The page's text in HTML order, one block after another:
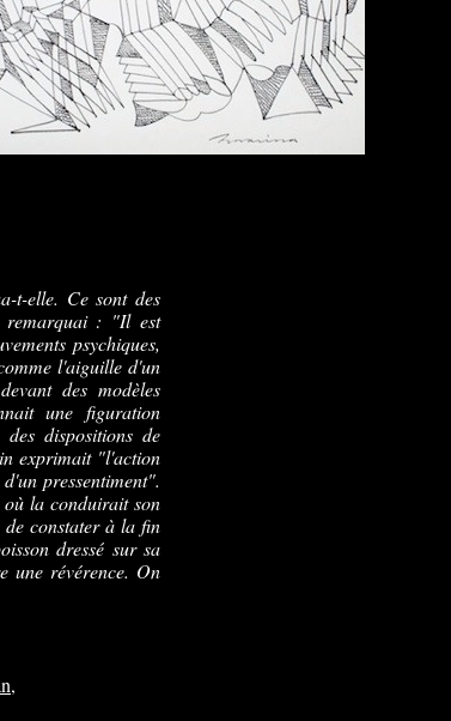
t-elle. Ce sont des
remarquai : "Il est
psychiques,
l'aiguille d'un
des modèles
une figuration
dispositions de
exprimait "l'action
pressentiment".
la conduirait son
constater à la fin
dressé sur sa
une révérence. On
,